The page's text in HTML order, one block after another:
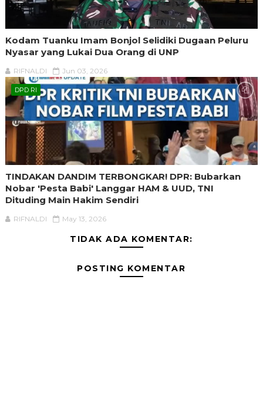
Kodam Tuanku Imam Bonjol Selidiki Dugaan Peluru
Nyasar yang Lukai Dua Orang di UNP
RIFNALDI Jun 03, 2026
DPD RI
TINDAKAN DANDIM TERBONGKAR! DPR: Bubarkan
Nobar 'Pesta Babi' Langgar HAM & UUD, TNI
Dituding Main Hakim Sendiri
RIFNALDI May 13, 2026
TIDAK ADA KOMENTAR:
POSTING KOMENTAR